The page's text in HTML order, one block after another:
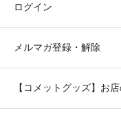
ログイン
メルマガ登録・解除
【コメットグッズ】お